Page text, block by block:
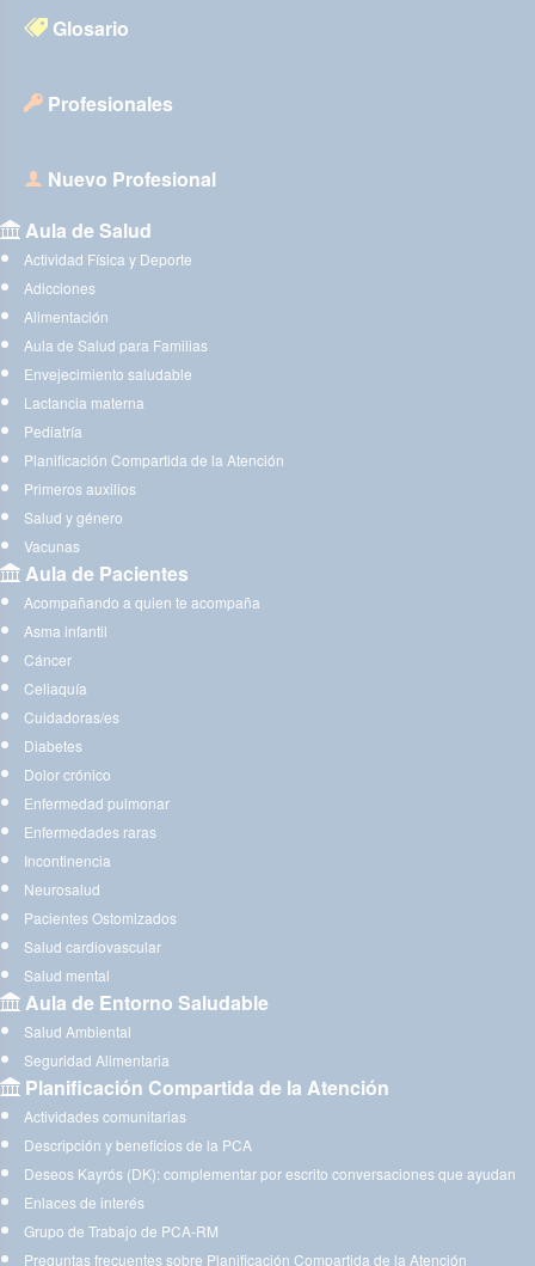
Glosario
Profesionales
Nuevo Profesional
Aula de Salud
Actividad Física y Deporte
Adicciones
Alimentación
Aula de Salud para Familias
Envejecimiento saludable
Lactancia materna
Pediatría
Planificación Compartida de la Atención
Primeros auxilios
Salud y género
Vacunas
Aula de Pacientes
Acompañando a quien te acompaña
Asma infantil
Cáncer
Celiaquía
Cuidadoras/es
Diabetes
Dolor crónico
Enfermedad pulmonar
Enfermedades raras
Incontinencia
Neurosalud
Pacientes Ostomizados
Salud cardiovascular
Salud mental
Aula de Entorno Saludable
Salud Ambiental
Seguridad Alimentaria
Planificación Compartida de la Atención
Actividades comunitarias
Descripción y beneficios de la PCA
Deseos Kayrós (DK): complementar por escrito conversaciones que ayudan
Enlaces de interés
Grupo de Trabajo de PCA-RM
Preguntas frecuentes sobre Planificación Compartida de la Atención